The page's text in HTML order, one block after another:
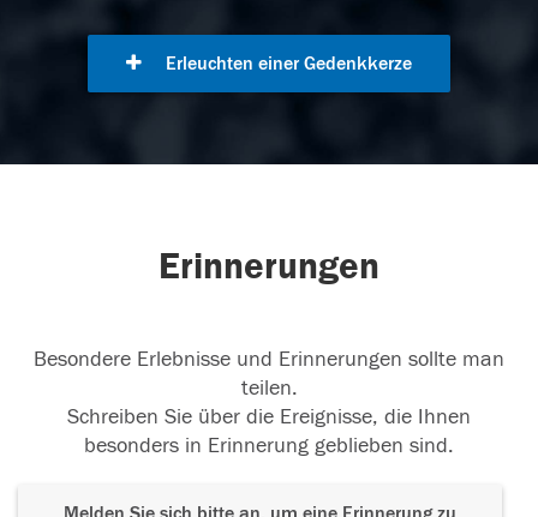
Erleuchten einer Gedenkkerze
Erinnerungen
Besondere Erlebnisse und Erinnerungen sollte man
teilen.
Schreiben Sie über die Ereignisse, die Ihnen
besonders in Erinnerung geblieben sind.